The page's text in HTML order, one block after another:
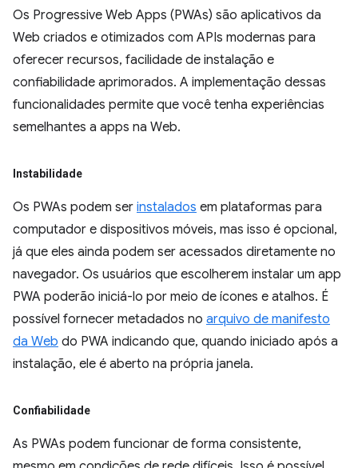
Os Progressive Web Apps (PWAs) são aplicativos da
Web criados e otimizados com APIs modernas para
oferecer recursos, facilidade de instalação e
confiabilidade aprimorados. A implementação dessas
funcionalidades permite que você tenha experiências
semelhantes a apps na Web.
Instabilidade
Os PWAs podem ser instalados em plataformas para
computador e dispositivos móveis, mas isso é opcional,
já que eles ainda podem ser acessados diretamente no
navegador. Os usuários que escolherem instalar um app
PWA poderão iniciá-lo por meio de ícones e atalhos. É
possível fornecer metadados no arquivo de manifesto
da Web do PWA indicando que, quando iniciado após a
instalação, ele é aberto na própria janela.
Confiabilidade
As PWAs podem funcionar de forma consistente,